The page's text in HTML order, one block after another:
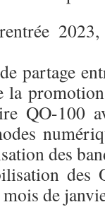
partage
la
QO-100
des
de